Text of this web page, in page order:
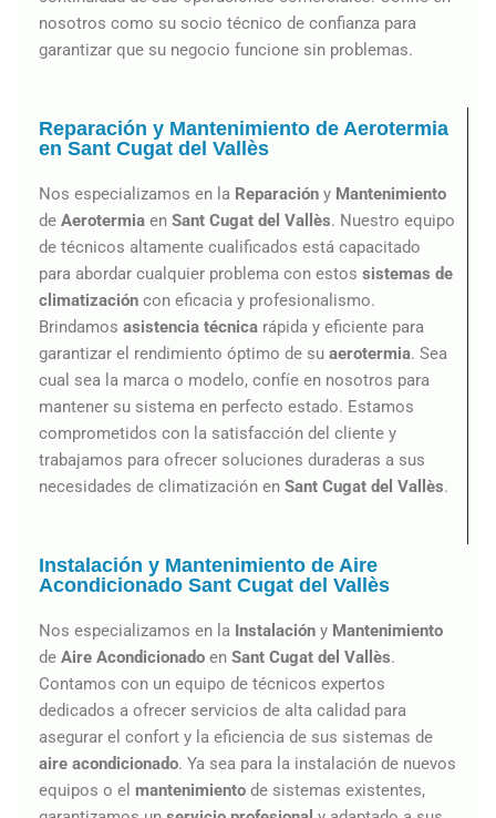
nosotros como su socio técnico de confianza para
garantizar que su negocio funcione sin problemas.
Reparación y Mantenimiento de Aerotermia
en Sant Cugat del Vallès
Nos especializamos en la Reparación y Mantenimiento
de Aerotermia en Sant Cugat del Vallès. Nuestro equipo
de técnicos altamente cualificados está capacitado
para abordar cualquier problema con estos sistemas de
climatización con eficacia y profesionalismo.
Brindamos asistencia técnica rápida y eficiente para
garantizar el rendimiento óptimo de su aerotermia. Sea
cual sea la marca o modelo, confíe en nosotros para
mantener su sistema en perfecto estado. Estamos
comprometidos con la satisfacción del cliente y
trabajamos para ofrecer soluciones duraderas a sus
necesidades de climatización en Sant Cugat del Vallès.
Instalación y Mantenimiento de Aire
Acondicionado Sant Cugat del Vallès
Nos especializamos en la Instalación y Mantenimiento
de Aire Acondicionado en Sant Cugat del Vallès.
Contamos con un equipo de técnicos expertos
dedicados a ofrecer servicios de alta calidad para
asegurar el confort y la eficiencia de sus sistemas de
aire acondicionado. Ya sea para la instalación de nuevos
equipos o el mantenimiento de sistemas existentes,